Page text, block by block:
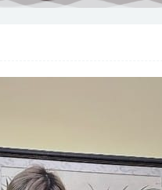
2023年04月patreon